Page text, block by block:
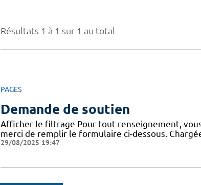
Résultats 1 à 1 sur 1 au total
PAGES
Demande de soutien
Afficher le filtrage Pour tout renseignement,
merci de remplir le formulaire ci-dessous.
29/08/2025 19:47